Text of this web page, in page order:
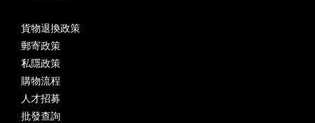
貨物退換政策
郵寄政策
私隱政策
購物流程
人才招募
批發查詢